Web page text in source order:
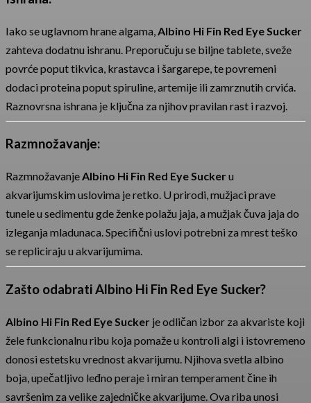
Iako se uglavnom hrane algama, Albino Hi Fin Red Eye Sucker
zahteva dodatnu ishranu. Preporučuju se biljne tablete, sveže
povrće poput tikvica, krastavca i šargarepe, te povremeni
dodaci proteina poput spiruline, artemije ili zamrznutih crvića.
Raznovrsna ishrana je ključna za njihov pravilan rast i razvoj.
Razmnožavanje:
RazmnožavanjeAlbino Hi Fin Red Eye Suckeru
akvarijumskim uslovima je retko. U prirodi, mužjaci prave
tunele u sedimentu gde ženke polažu jaja, a mužjak čuva jaja do
izleganja mladunaca. Specifični uslovi potrebni za mrest teško
se repliciraju u akvarijumima.
Zašto odabrati Albino Hi Fin Red Eye Sucker?
Albino Hi Fin Red Eye Sucker je odličan izbor za akvariste koji
žele funkcionalnu ribu koja pomaže u kontroli algi i istovremeno
donosi estetsku vrednost akvarijumu. Njihova svetla albino
boja, upečatljivo leđno peraje i miran temperament čine ih
savršenim za velike zajedničke akvarijume. Ova riba unosi